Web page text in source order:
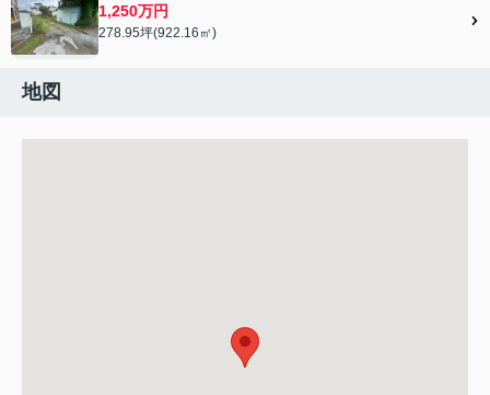
1,250万円
278.95坪(922.16㎡)
地図